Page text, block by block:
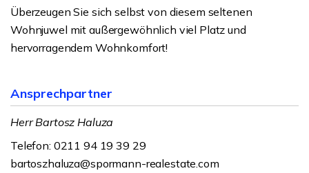
Überzeugen Sie sich selbst von diesem seltenen
Wohnjuwel mit außergewöhnlich viel Platz und
hervorragendem Wohnkomfort!
Ansprechpartner
Herr Bartosz Haluza
Telefon: 0211 94 19 39 29
bartoszhaluza@spormann-realestate.com